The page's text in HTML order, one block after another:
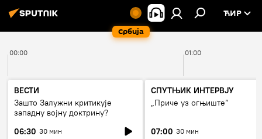
Србија
ЋИР
00:00 01:00
ВЕСТИ
Зашто Залужни критикује
западну војну доктрину?
06:30 30 мин
СПУТЊИК ИНТЕРВЈУ
„Приче уз огњиште“
07:00 30 мин